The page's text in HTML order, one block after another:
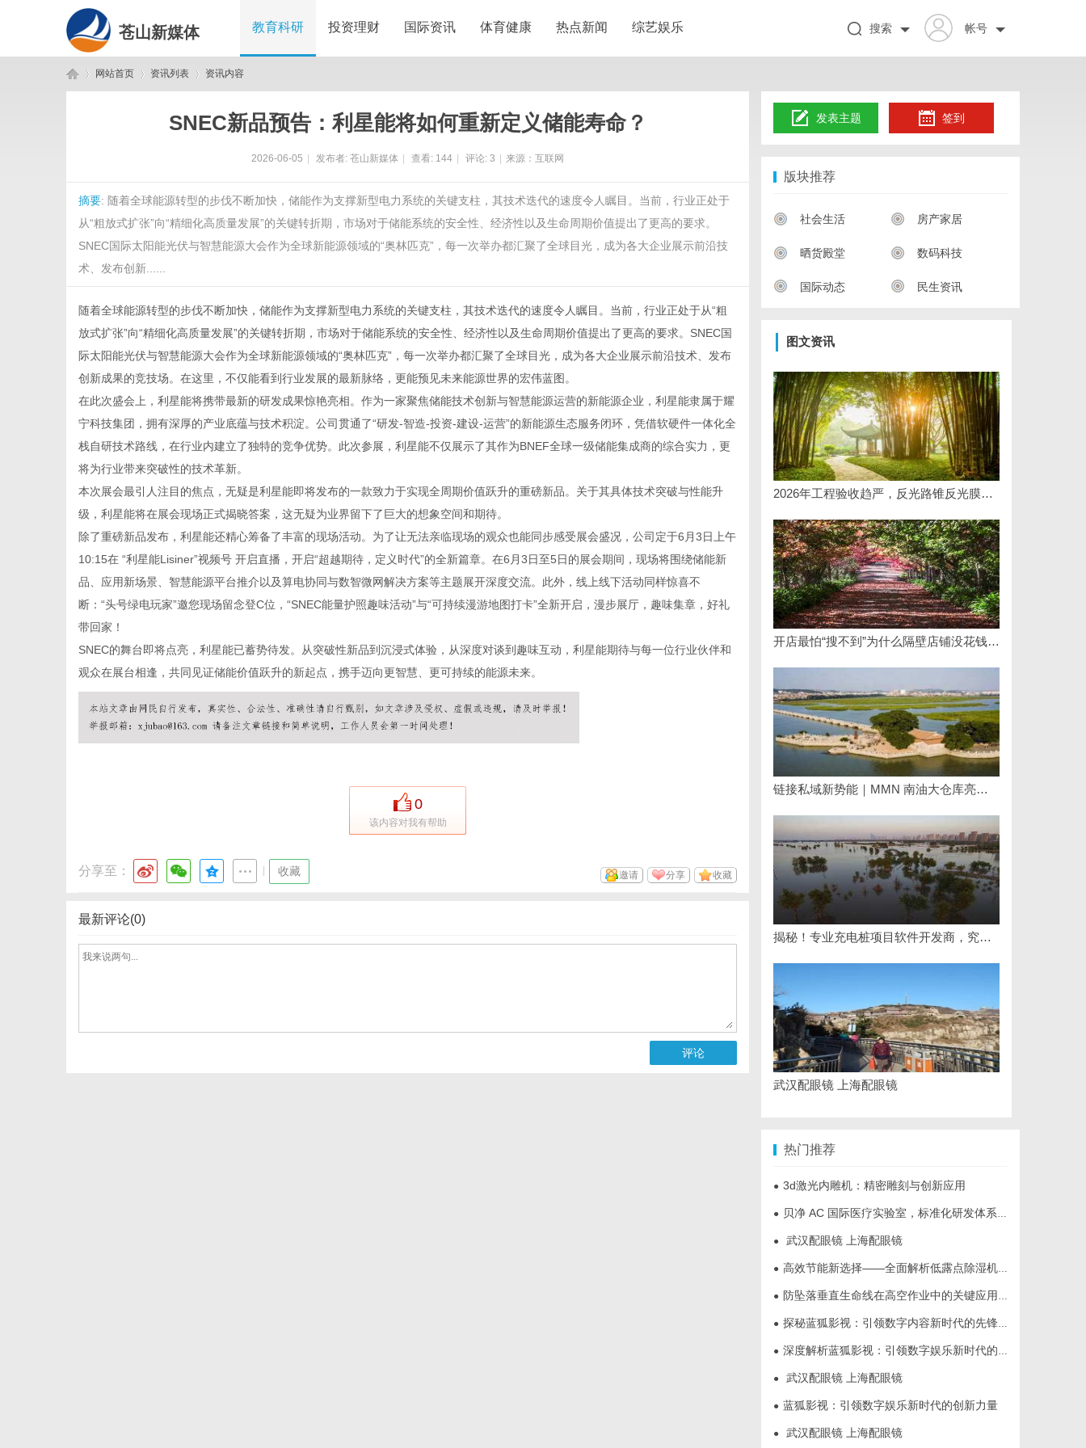
苍山新媒体 教育科研 投资理财 国际资讯 体育健康 热点新闻 综艺娱乐 帐号
搜索
网站首页 资讯列表 资讯内容
SNEC新品预告：利星能将如何重新定义储能寿命？
2026-06-05 发布者: 苍山新媒体 查看: 144 评论: 3 来源：互联网
摘要: 随着全球能源转型的步伐不断加快，储能作为支撑新型电力系统的关键支柱，其技术迭代的速度令人瞩目。当前，行业正处于
从“粗放式扩张”向“精细化高质量发展”的关键转折期，市场对于储能系统的安全性、经济性以及生命周期价值提出了更高的要求。
SNEC国际太阳能光伏与智慧能源大会作为全球新能源领域的“奥林匹克”，每一次举办都汇聚了全球目光，成为各大企业展示前沿技
术、发布创新......
随着全球能源转型的步伐不断加快，储能作为支撑新型电力系统的关键支柱，其技术迭代的速度令人瞩目。当前，行业正处于从“粗
放式扩张”向“精细化高质量发展”的关键转折期，市场对于储能系统的安全性、经济性以及生命周期价值提出了更高的要求。SNEC国
际太阳能光伏与智慧能源大会作为全球新能源领域的“奥林匹克”，每一次举办都汇聚了全球目光，成为各大企业展示前沿技术、发布
创新成果的竞技场。在这里，不仅能看到行业发展的最新脉络，更能预见未来能源世界的宏伟蓝图。
在此次盛会上， 利星能将携带最新的研发成果惊艳亮相。作为一家聚焦储能技术创新与智慧能源运营的新能源企业，利星能隶属于耀
宁科技集团，拥有深厚的产业底蕴与技术积淀。公司贯通了“研发-智造-投资-建设-运营”的新能源生态服务闭环，凭借软硬件一体化全
栈自研技术路线，在行业内建立了独特的竞争优势。此次参展，利星能不仅展示了其作为BNEF全球一级储能集成商的综合实力，更
将为行业带来突破性的技术革新。
本次展会最引人注目的焦点，无疑是利星能即将发布的一款致力于实现全周期价值跃升的重磅新品。关于其具体技术突破与性能升
级，利星能将在展会现场正式揭晓答案，这无疑为业界留下了巨大的想象空间和期待。
除了重磅新品发布， 利星能还精心筹备了丰富的现场活动。为了让无法亲临现场的观众也能同步感受展会盛况，公司定于6月3日上午
10:15在 “利星能Lisiner”视频号 开启直播，开启“超越期待，定义时代”的全新篇章。在6月3日至5日的展会期间，现场将围绕储能新
品、应用新场景、智慧能源平台推介以及算电协同与数智微网解决方案等主题展开深度交流。此外，线上线下活动同样惊喜不
断：“头号绿电玩家”邀您现场留念登C位，“SNEC能量护照趣味活动”与“可持续漫游地图打卡”全新开启，漫步展厅，趣味集章，好礼
带回家！
SNEC的舞台即将点亮，利星能已蓄势待发。从突破性新品到沉浸式体验，从深度对谈到趣味互动，利星能期待与每一位行业伙伴和
观众在展台相逢，共同见证储能价值跃升的新起点，携手迈向更智慧、更可持续的能源未来。
0
该内容对我有帮助
分享至： 收藏 收藏
分享
邀请
最新评论(0)
评论
发表主题 签到
版块推荐
社会生活 房产家居
晒货殿堂 数码科技
国际动态 民生资讯
图文资讯
2026年工程验收趋严，反光路锥反光膜耐久才是关键项
开店最怕“搜不到”为什么隔壁店铺没花钱，ai却天天给他免费派单？
链接私域新势能｜MMN 南油大仓库亮相第 32 届沸点会，推品官合作机制正式开放
揭秘！专业充电桩项目软件开发商，究竟藏着哪些行业秘诀？
武汉配眼镜 上海配眼镜
热门推荐
● 3d激光内雕机：精密雕刻与创新应用
● 贝净 AC 国际医疗实验室，标准化研发体系全解析
● 武汉配眼镜 上海配眼镜
● 高效节能新选择——全面解析低露点除湿机的应用与优势
● 防坠落垂直生命线在高空作业中的关键应用与安全保障
● 探秘蓝狐影视：引领数字内容新时代的先锋平台
● 深度解析蓝狐影视：引领数字娱乐新时代的先锋力量
● 武汉配眼镜 上海配眼镜
● 蓝狐影视：引领数字娱乐新时代的创新力量
● 武汉配眼镜 上海配眼镜